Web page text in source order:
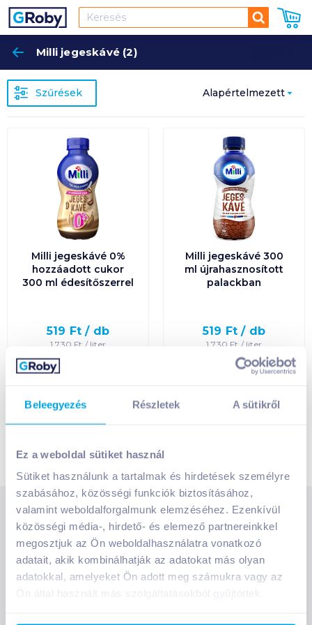
Beleegyezés Részletek A sütikről
Ez a weboldal sütiket használ
Sütiket használunk a tartalmak és hirdetések személyre
szabásához, közösségi funkciók biztosításához,
valamint weboldalforgalmunk elemzéséhez. Ezenkívül
közösségi média-, hirdető- és elemező partnereinkkel
megosztjuk az Ön weboldalhasználatra vonatkozó
adatait, akik kombinálhatják az adatokat más olyan
adatokkal, amelyeket Ön adott meg számukra vagy az
Keresés
Milli jegeskávé (2)
Szűrések Alapértelmezett
szerint
Alapértelmezett
Ár szerint
növekvő
Ár szerint
csökkenő
növekvő
Egységár szerint
Milli jegeskávé 0%
hozzáadott cukor
300 ml édesítőszerrel
519 Ft / db
1 730 Ft / liter
Kosárba
1 karton = 12 db
+1 karton a kosárba
Milli jegeskávé 300
ml újrahasznosított
palackban
519 Ft / db
1 730 Ft / liter
KosárbaKosárba
1 karton = 12 db
+1 karton a kosárba
SZOLGÁLTATÁSOK
Ajándékkosarak
Árfigyelő
Bevásárlólisták
INFORMÁCIÓK
Áruházunk működése